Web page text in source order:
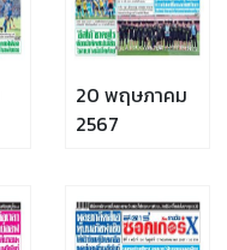
20 พฤษภาคม
2567